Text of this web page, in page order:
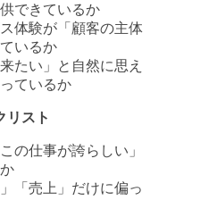
できているか
体験が「顧客の主体
いるか
たい」と自然に思え
ているか
リスト
の仕事が誇らしい」
「売上」だけに偏っ